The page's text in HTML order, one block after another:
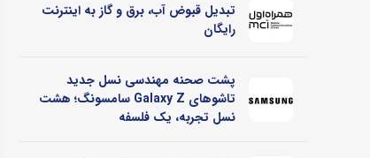
تبدیل قبوض آب، برق و گاز به اینترنت
رایگان
پشت صحنه مهندسی نسل جدید
تاشوهای Galaxy Z سامسونگ؛ هشت
نسل تجربه، یک فلسفه